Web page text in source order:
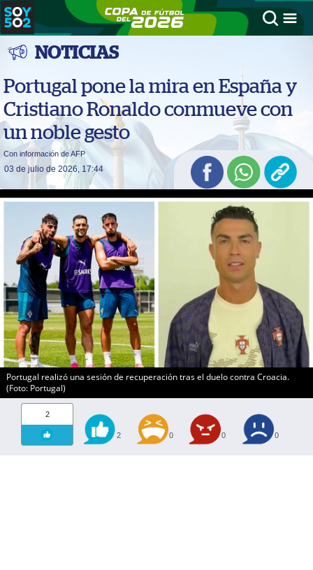
NOTICIAS
Portugal pone la mira en España y
Cristiano Ronaldo conmueve con
un noble gesto
Con información de AFP
03 de julio de 2026, 17:44
Portugal realizó una sesión de recuperación tras el duelo contra Croacia.
(Foto: Portugal)
2
2 0 0 0